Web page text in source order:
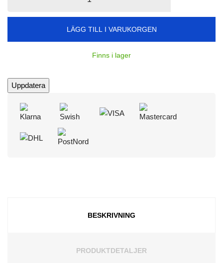
LÄGG TILL I VARUKORGEN
Finns i lager
BESKRIVNING
PRODUKTDETALJER